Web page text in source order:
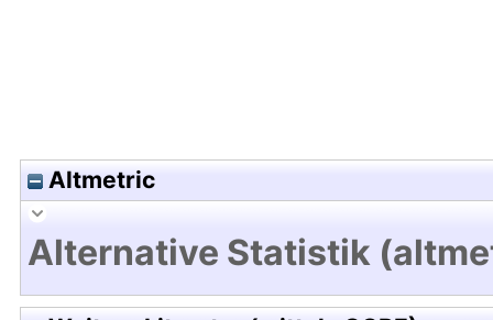
Altmetric
Alternative Statistik